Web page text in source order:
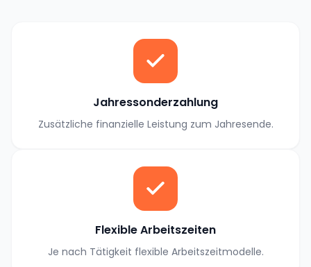
Jahressonderzahlung
Zusätzliche finanzielle Leistung zum Jahresende.
Flexible Arbeitszeiten
Je nach Tätigkeit flexible Arbeitszeitmodelle.